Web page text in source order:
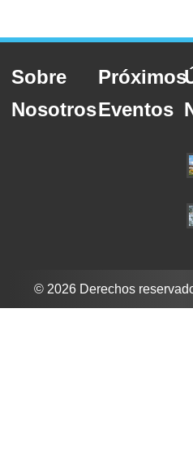
Sobre
Nosotros
Próximos
Eventos
© 2026 Derechos